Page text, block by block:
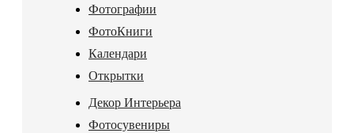
Фотографии
ФотоКниги
Календари
Открытки
Декор Интерьера
Фотосувениры